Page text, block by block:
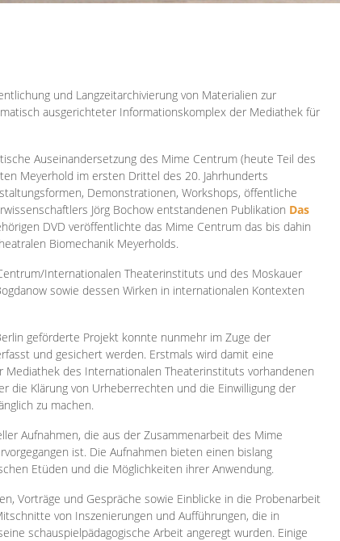
und Langzeitarchivierung von Materialien zur
ausgerichteter Informationskomplex der Mediathek für
Auseinandersetzung des Mime Centrum (heute Teil des
Meyerhold im ersten Drittel des 20. Jahrhunderts
Demonstrationen, Workshops, öffentliche
Jörg Bochow entstandenen Publikation Das
DVD veröffentlichte das Mime Centrum das bis dahin
Biomechanik Meyerholds.
Internationalen Theaterinstituts und des Moskauer
sowie dessen Wirken in internationalen Kontexten
geförderte Projekt konnte nunmehr im Zuge der
und gesichert werden. Erstmals wird damit eine
des Internationalen Theaterinstituts vorhandenen
die Klärung von Urheberrechten und die Einwilligung der
zu machen.
Aufnahmen, die aus der Zusammenarbeit des Mime
ist. Die Aufnahmen bieten einen bislang
Etüden und die Möglichkeiten ihrer Anwendung.
Vorträge und Gespräche sowie Einblicke in die Probenarbeit
von Inszenierungen und Aufführungen, die in
schauspielpädagogische Arbeit angeregt wurden. Einige